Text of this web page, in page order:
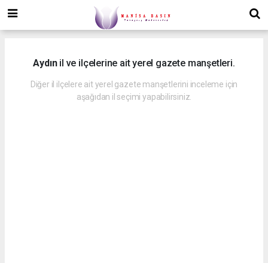
Aydınil ve ilçelerine ait yerel gazete manşetleri.
Diğer il ilçelere ait yerel gazete manşetlerini inceleme için
aşağıdan il seçimi yapabilirsiniz.